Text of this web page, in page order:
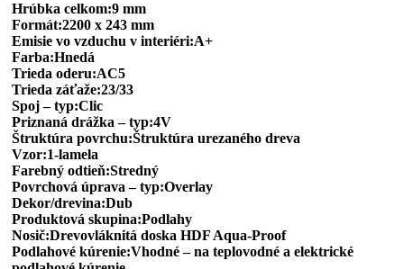
Hrúbka celkom:9 mm
Formát:2200 x 243 mm
Emisie vo vzduchu v interiéri:A+
Farba:Hnedá
Trieda oderu:AC5
Trieda záťaže:23/33
Spoj – typ:Clic
Priznaná drážka – typ:4V
Štruktúra povrchu:Štruktúra urezaného dreva
Vzor:1-lamela
Farebný odtieň:Stredný
Povrchová úprava – typ:Overlay
Dekor/drevina:Dub
Produktová skupina:Podlahy
Nosič:Drevovláknitá doska HDF Aqua-Proof
Podlahové kúrenie:Vhodné – na teplovodné a elektrické